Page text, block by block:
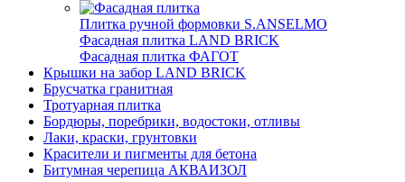
Плитка ручной формовки S.ANSELMO
Фасадная плитка LAND BRICK
Фасадная плитка ФАГОТ
Крышки на забор LAND BRICK
Брусчатка гранитная
Тротуарная плитка
Бордюры, поребрики, водостоки, отливы
Лаки, краски, грунтовки
Красители и пигменты для бетона
Битумная черепица АКВАИЗОЛ